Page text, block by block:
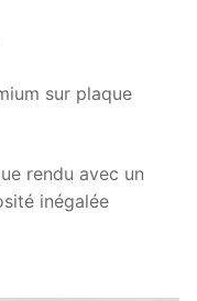
sur plaque
rendu avec un
inégalée